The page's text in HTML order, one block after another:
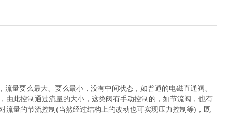
要么最大、要么最小，没有中间状态，如普通的电磁直通阀、
此控制通过流量的大小，这类阀有手动控制的，如节流阀，也有
流量的节流控制(当然经过结构上的改动也可实现压力控制等)，既